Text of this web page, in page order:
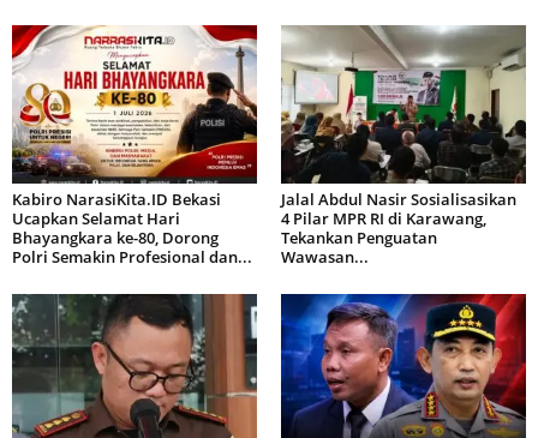
Kabiro NarasiKita.ID Bekasi
Ucapkan Selamat Hari
Bhayangkara ke-80, Dorong
Polri Semakin Profesional dan...
Jalal Abdul Nasir Sosialisasikan
4 Pilar MPR RI di Karawang,
Tekankan Penguatan
Wawasan...